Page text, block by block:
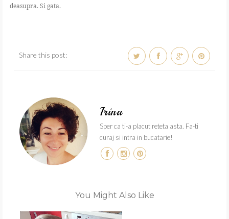
deasupra. Si gata.
Share this post:
Irina
Sper ca ti-a placut reteta asta. Fa-ti
curaj si intra in bucatarie!
You Might Also Like